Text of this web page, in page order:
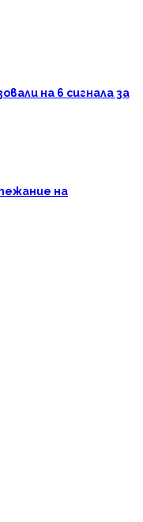
на 6 сигнала за
на